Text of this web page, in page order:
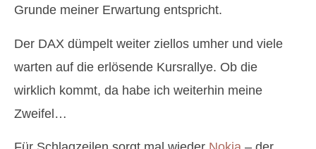
Grunde meiner Erwartung entspricht.
Der DAX dümpelt weiter ziellos umher und viele
warten auf die erlösende Kursrallye. Ob die
wirklich kommt, da habe ich weiterhin meine
Zweifel…